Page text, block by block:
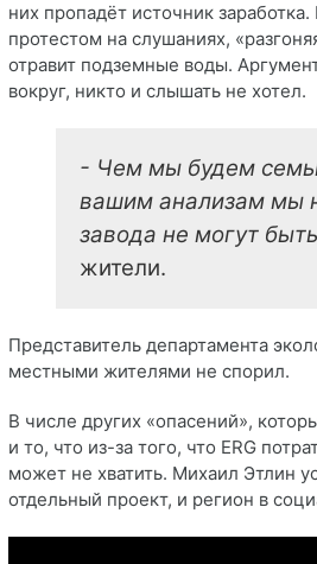
них пропадёт источник
протестом на слушаниях,
отравит подземные воды.
вокруг, никто и слышать не хотел.
- Чем мы будем
вашим анализам мы
завода не могут
жители.
Представитель департамента
местными жителями не спорил.
В числе других «опасений»,
и то, что из-за того, что ERG
может не хватить. Михаил Этлин
отдельный проект, и регион в